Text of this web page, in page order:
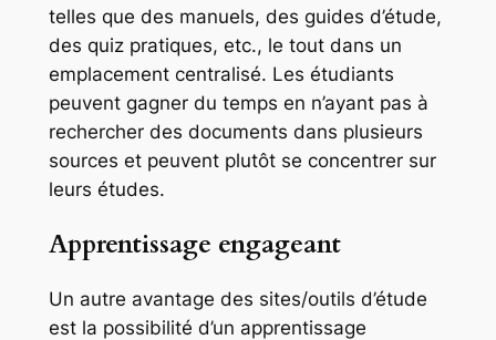
telles que des manuels, des guides d’étude,
des quiz pratiques, etc., le tout dans un
emplacement centralisé. Les étudiants
peuvent gagner du temps en n’ayant pas à
rechercher des documents dans plusieurs
sources et peuvent plutôt se concentrer sur
leurs études.
Apprentissage engageant
Un autre avantage des sites/outils d’étude
est la possibilité d’un apprentissage